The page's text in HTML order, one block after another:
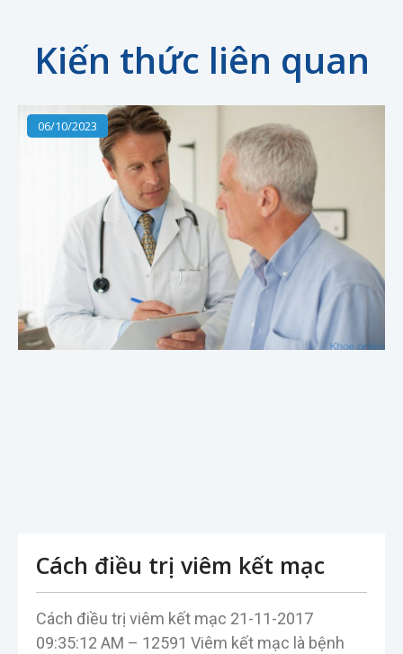
Kiến thức liên quan
Cách điều trị viêm kết mạc
06/10/2023
Cách điều trị viêm kết mạc 21-11-2017
09:35:12 AM – 12591 Viêm kết mạc là bệnh